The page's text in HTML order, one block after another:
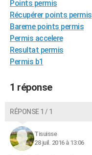
Dictionnaire
Biographies
Citations
Expressions
Proverbes
PROGRAMME TV
COPAINS D'AVANT
S'inscrire
Se connecter
Lycées
Collèges
Primaires
Universités
Entreprises
Service militaire
Avis de recherche
AVIS DE DÉCÈS
FORUM
Bricolage
Lifestyle
Culture
Sport
Auto
Television
Voyage
Cinema
Points permis
Récupérer points permis
Bareme points permis
Permis accelere
Resultat permis
Permis b1
1 réponse
RÉPONSE 1 / 1
Tisuisse
28 juil. 2016 à 13:06